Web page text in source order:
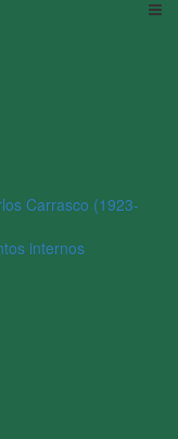
Carrasco (1923-
internos